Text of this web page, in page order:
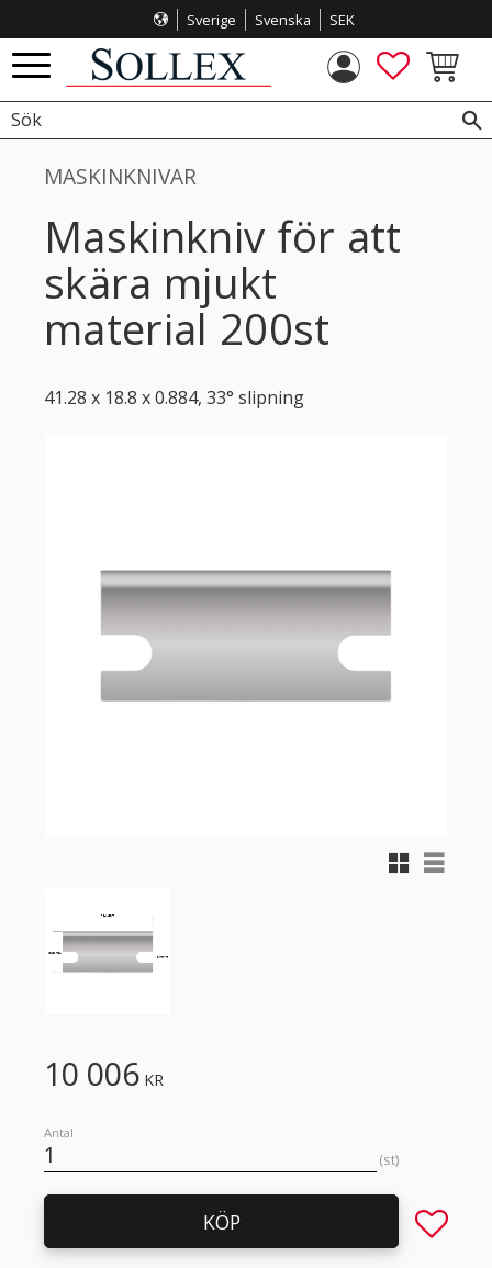
Meny
Sverige Svenska SEK
FAVORITER
MASKINKNIVAR
Maskinkniv för att
skära mjukt
material 200st
41.28 x 18.8 x 0.884, 33° slipning
Rutnätsvy
Listvy
10 006 KR
Antal
st
KÖP Lägg till